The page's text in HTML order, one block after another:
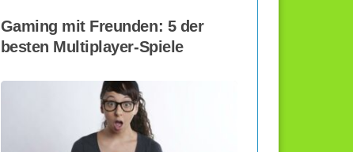
Gaming mit Freunden: 5 der
besten Multiplayer-Spiele